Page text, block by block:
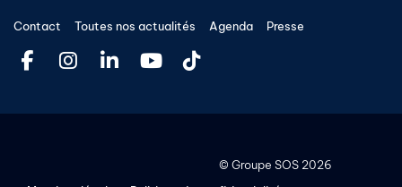
Contact Toutes nos actualités Agenda Presse
© Groupe SOS 2026